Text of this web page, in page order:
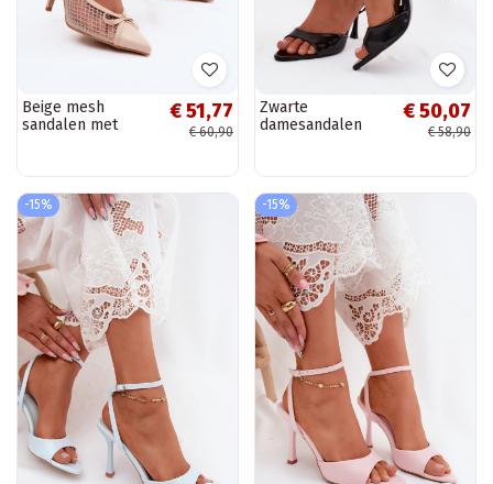
Beige mesh
sandalen met
€ 51,77
€ 60,90
Zwarte
damesandalen
€ 50,07
€ 58,90
-15% -15%